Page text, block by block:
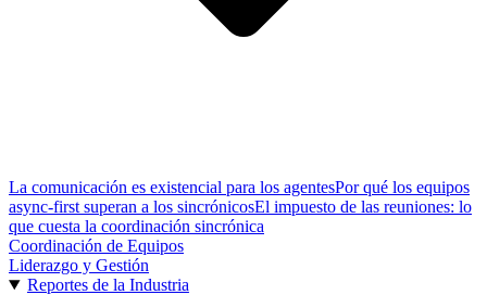
La comunicación es existencial para los agentesPor qué los equipos
async-first superan a los sincrónicosEl impuesto de las reuniones: lo
que cuesta la coordinación sincrónica
Coordinación de Equipos
Liderazgo y Gestión
Reportes de la Industria